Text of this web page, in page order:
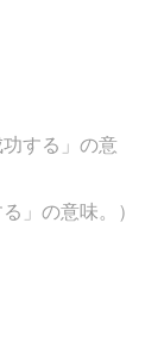
功する」の意
」の意味。）